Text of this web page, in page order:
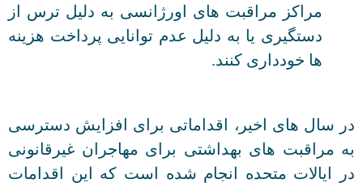
مراکز مراقبت های اورژانسی به دلیل ترس از
دستگیری یا به دلیل عدم توانایی پرداخت هزینه
ها خودداری کنند.
در سال های اخیر، اقداماتی برای افزایش دسترسی
به مراقبت های بهداشتی برای مهاجران غیرقانونی
در ایالات متحده انجام شده است که این اقدامات